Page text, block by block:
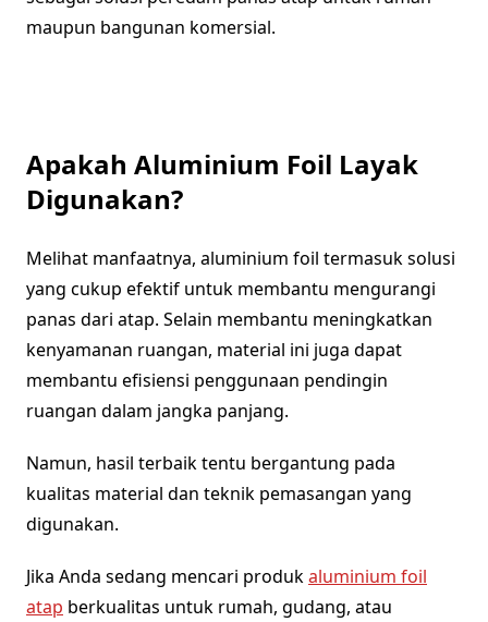
maupun bangunan komersial.
Apakah Aluminium Foil Layak
Digunakan?
Melihat manfaatnya, aluminium foil termasuk solusi
yang cukup efektif untuk membantu mengurangi
panas dari atap. Selain membantu meningkatkan
kenyamanan ruangan, material ini juga dapat
membantu efisiensi penggunaan pendingin
ruangan dalam jangka panjang.
Namun, hasil terbaik tentu bergantung pada
kualitas material dan teknik pemasangan yang
digunakan.
Jika Anda sedang mencari produkaluminium foil
atap berkualitas untuk rumah, gudang, atau